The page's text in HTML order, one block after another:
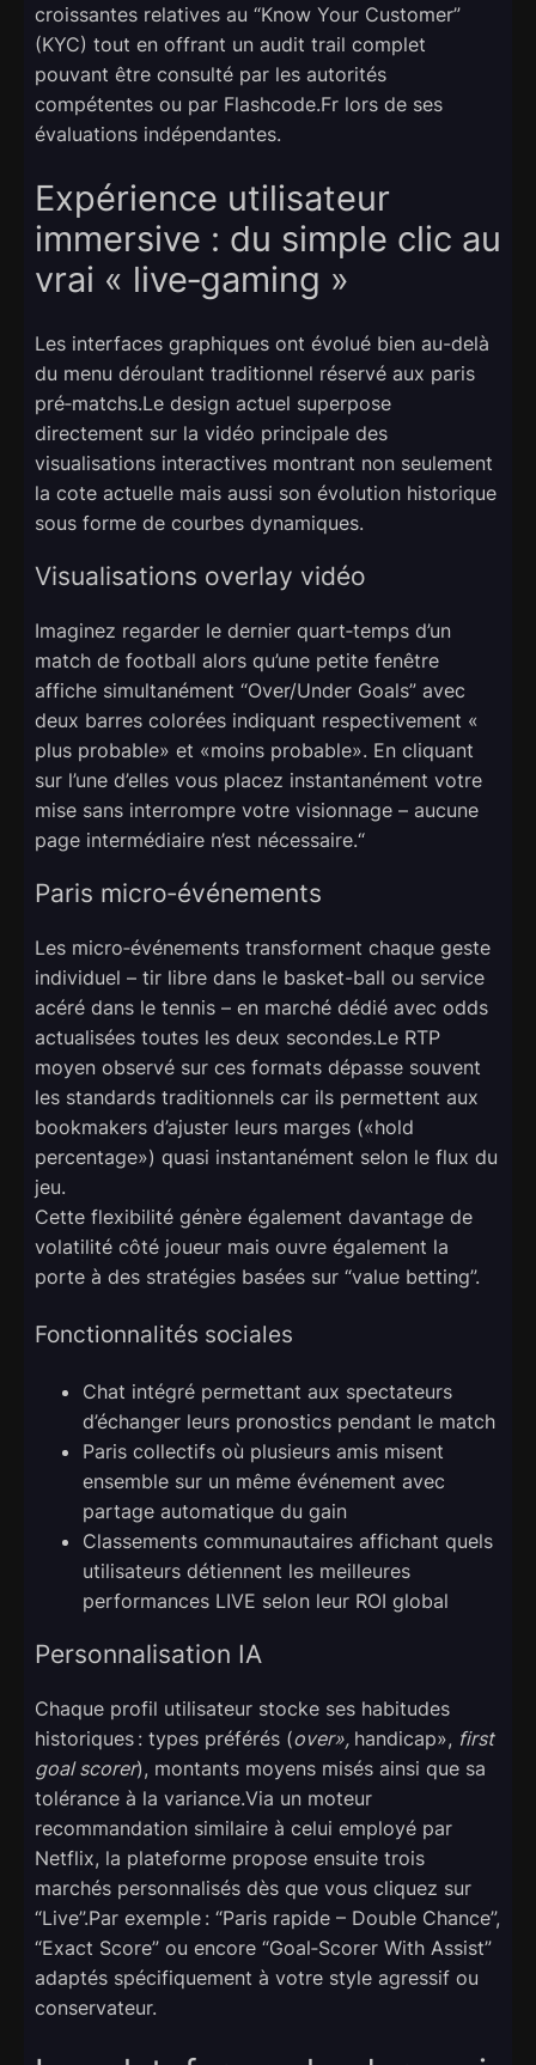
croissantes relatives au “Know Your Customer”
(KYC) tout en offrant un audit trail complet
pouvant être consulté par les autorités
compétentes ou par Flashcode.Fr lors de ses
évaluations indépendantes.
Expérience utilisateur
immersive : du simple clic au
vrai « live‑gaming »
Les interfaces graphiques ont évolué bien au-delà
du menu déroulant traditionnel réservé aux paris
pré‑matchs.Le design actuel superpose
directement sur la vidéo principale des
visualisations interactives montrant non seulement
la cote actuelle mais aussi son évolution historique
sous forme de courbes dynamiques.
Visualisations overlay vidéo
Imaginez regarder le dernier quart‑temps d’un
match de football alors qu’une petite fenêtre
affiche simultanément “Over/Under Goals” avec
deux barres colorées indiquant respectivement «​
plus probable​» et «​moins probable​». En cliquant
sur l’une d’elles vous placez instantanément votre
mise sans interrompre votre visionnage – aucune
page intermédiaire n’est nécessaire.“
Paris micro‑événements
Les micro‑événements transforment chaque geste
individuel – tir libre dans le basket-ball ou service
acéré dans le tennis – en marché dédié avec odds
actualisées toutes les deux secondes.Le RTP
moyen observé sur ces formats dépasse souvent
les standards traditionnels car ils permettent aux
bookmakers d’ajuster leurs marges («​hold
percentage​») quasi instantanément selon le flux du
jeu.
Cette flexibilité génère également davantage de
volatilité côté joueur mais ouvre également la
porte à des stratégies basées sur “value betting”.
Fonctionnalités sociales
Chat intégré permettant aux spectateurs
d’échanger leurs pronostics pendant le match
Paris collectifs où plusieurs amis misent
ensemble sur un même événement avec
partage automatique du gain
Classements communautaires affichant quels
utilisateurs détiennent les meilleures
performances LIVE selon leur ROI global
Personnalisation IA
Chaque profil utilisateur stocke ses habitudes
historiques : types préférés (over», handicap», first
goal scorer), montants moyens misés ainsi que sa
tolérance à la variance.Via un moteur
recommandation similaire à celui employé par
Netflix, la plateforme propose ensuite trois
marchés personnalisés dès que vous cliquez sur
“Live”.Par exemple : “Paris rapide – Double Chance”,
“Exact Score” ou encore “Goal‑Scorer With Assist”
adaptés spécifiquement à votre style agressif ou
conservateur.